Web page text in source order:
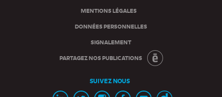
MENTIONS LÉGALES
DONNÉES PERSONNELLES
SIGNALEMENT
PARTAGEZ NOS PUBLICATIONS
SUIVEZ NOUS
Page Page Page Page ChaineChaine